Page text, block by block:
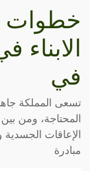
خطوات
في
تسعى المملكة
المحتاجة، ومن
الإعاقات الجسدية
مبادرة